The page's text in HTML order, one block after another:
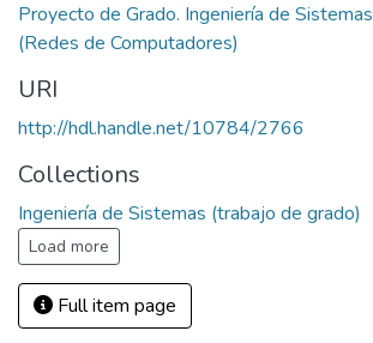
Proyecto de Grado. Ingeniería de Sistemas
(Redes de Computadores)
URI
http://hdl.handle.net/10784/2766
Collections
Ingeniería de Sistemas (trabajo de grado)
Load more
Full item page